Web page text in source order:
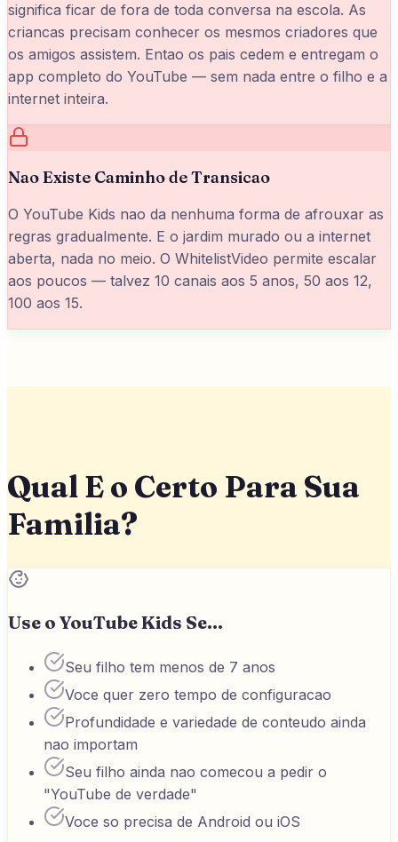
significa ficar de fora de toda conversa na escola. As
criancas precisam conhecer os mesmos criadores que
os amigos assistem. Entao os pais cedem e entregam o
app completo do YouTube — sem nada entre o filho e a
internet inteira.
Nao Existe Caminho de Transicao
O YouTube Kids nao da nenhuma forma de afrouxar as
regras gradualmente. E o jardim murado ou a internet
aberta, nada no meio. O WhitelistVideo permite escalar
aos poucos — talvez 10 canais aos 5 anos, 50 aos 12,
100 aos 15.
Qual E o Certo Para Sua
Familia?
Use o YouTube Kids Se...
Seu filho tem menos de 7 anos
Voce quer zero tempo de configuracao
Profundidade e variedade de conteudo ainda
nao importam
Seu filho ainda nao comecou a pedir o
"YouTube de verdade"
Voce so precisa de Android ou iOS